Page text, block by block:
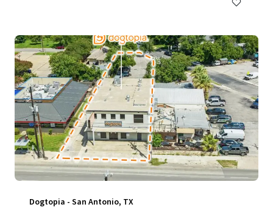
Dogtopia - San Antonio, TX